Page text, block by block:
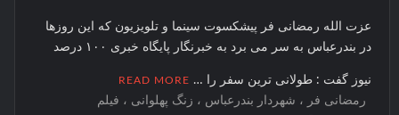
عزت الله رمضانی فر پیشکسوت سینما و تلویزیون که این روزها
در بندرعباس به سر می برد به خبرنگار پایگاه خبری ۱۰۰ درصد
نیوز گفت : طولانی ترین سفر را … READ MORE
رمضانی فر ، شهردار بندرعباس ، زنگ پهلوانی ، فیلم‌